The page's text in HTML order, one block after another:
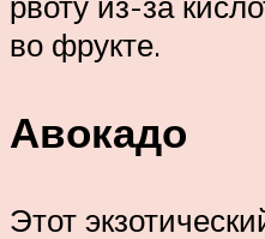
во фрукте.
Авокадо
Этот